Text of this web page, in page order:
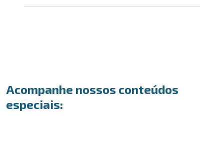
Acompanhe nossos conteúdos
especiais: